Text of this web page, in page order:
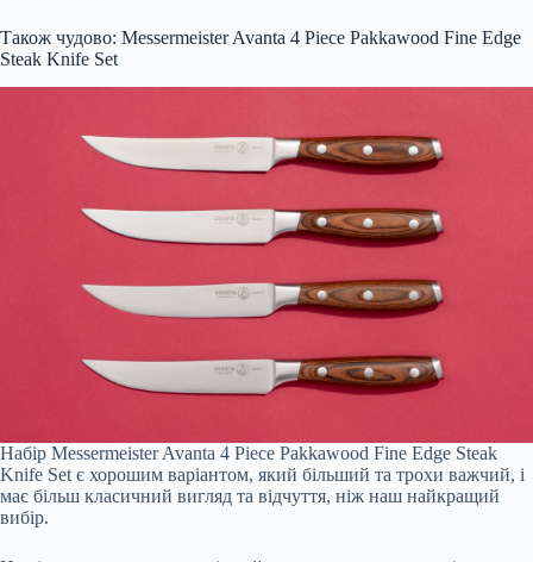
Також чудово: Messermeister Avanta 4 Piece Pakkawood Fine Edge
Steak Knife Set
Набір Messermeister Avanta 4 Piece Pakkawood Fine Edge Steak
Knife Set є хорошим варіантом, який більший та трохи важчий, і
має більш класичний вигляд та відчуття, ніж наш найкращий
вибір.